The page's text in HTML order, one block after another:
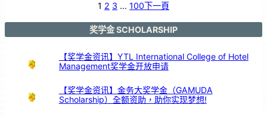
1
年
1 2 3 … 100下一頁
奖学金 SCHOLARSHIP
【奖学金资讯】YTL International College of Hotel
Management奖学金开放申请
【奖学金资讯】金务大奖学金（GAMUDA
Scholarship）全额资助，助你实现梦想!